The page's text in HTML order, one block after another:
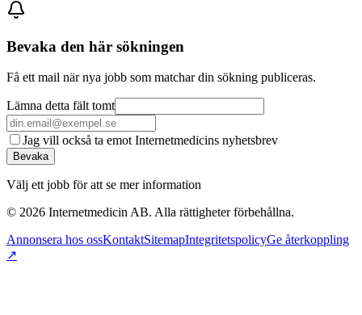
Bevaka den här sökningen
Få ett mail när nya jobb som matchar din sökning publiceras.
Lämna detta fält tomt
Jag vill också ta emot Internetmedicins nyhetsbrev
Bevaka
Välj ett jobb för att se mer information
© 2026 Internetmedicin AB. Alla rättigheter förbehållna.
Annonsera hos ossKontaktSitemapIntegritetspolicyGe återkoppling
↗